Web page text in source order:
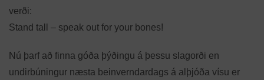
verði:
Stand tall – speak out for your bones!
Nú þarf að finna góða þýðingu á þessu slagorði en
undirbúningur næsta beinverndardags á alþjóða vísu er